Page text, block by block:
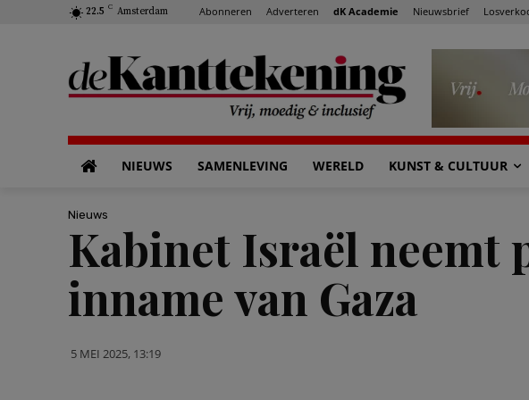
22.5 C Amsterdam Abonneren Adverteren dK Academie Nieuwsbrief
NIEUWS SAMENLEVING WERELD KUNST & CULTUUR
Nieuws
Kabinet Israël neemt
inname van Gaza
5 MEI 2025, 13:19